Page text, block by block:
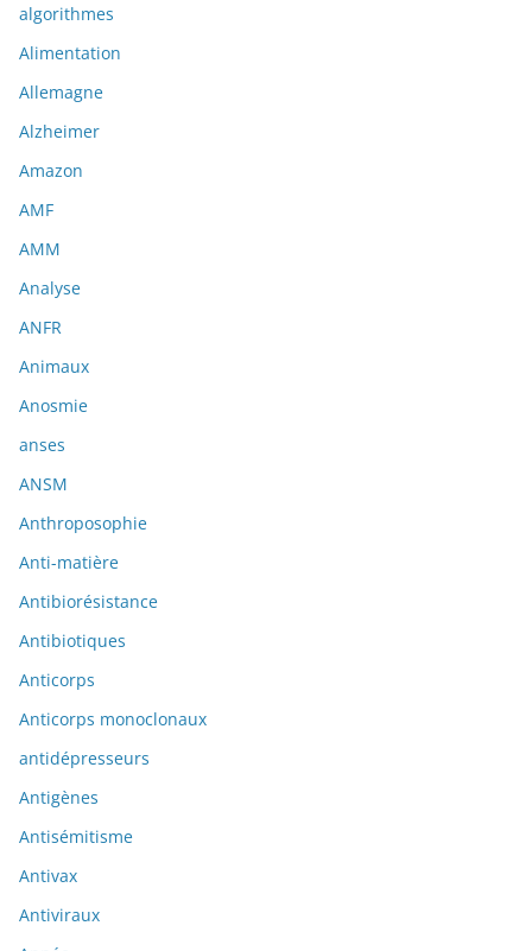
algorithmes
Alimentation
Allemagne
Alzheimer
Amazon
AMF
AMM
Analyse
ANFR
Animaux
Anosmie
anses
ANSM
Anthroposophie
Anti-matière
Antibiorésistance
Antibiotiques
Anticorps
Anticorps monoclonaux
antidépresseurs
Antigènes
Antisémitisme
Antivax
Antiviraux